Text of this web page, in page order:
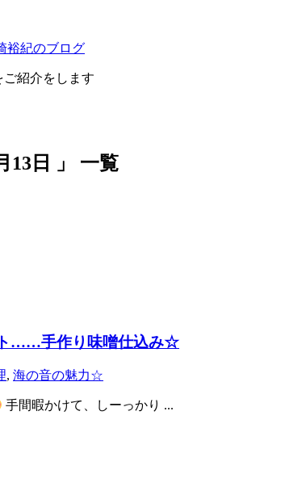
裕紀のブログ
紹介をします
13日 」 一覧
……手作り味噌仕込み☆
, 海の音の魅力☆
手間暇かけて、しーっかり ...